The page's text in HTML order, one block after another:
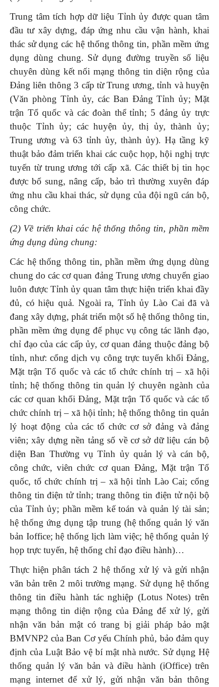
Trung tâm tích hợp dữ liệu Tỉnh ủy được quan tâm
đầu tư xây dựng, đáp ứng nhu cầu vận hành, khai
thác sử dụng các hệ thống thông tin, phần mềm ứng
dụng dùng chung. Sử dụng đường truyền số liệu
chuyên dùng kết nối mạng thông tin diện rộng của
Đảng liên thông 3 cấp từ Trung ương, tỉnh và huyện
(Văn phòng Tỉnh ủy, các Ban Đảng Tỉnh ủy; Mặt
trận Tổ quốc và các đoàn thể tỉnh; 5 đảng ủy trực
thuộc Tỉnh ủy; các huyện ủy, thị ủy, thành ủy;
Trung ương và 63 tỉnh ủy, thành ủy). Hạ tầng kỹ
thuật bảo đảm triển khai các cuộc họp, hội nghị trực
tuyến từ trung ương tới cấp xã. Các thiết bị tin học
được bổ sung, nâng cấp, bảo trì thường xuyên đáp
ứng nhu cầu khai thác, sử dụng của đội ngũ cán bộ,
công chức.
(2) Về triển khai các hệ thống thông tin, phần mềm
ứng dụng dùng chung:
Các hệ thống thông tin, phần mềm ứng dụng dùng
chung do các cơ quan đảng Trung ương chuyển giao
luôn được Tỉnh ủy quan tâm thực hiện triển khai đầy
đủ, có hiệu quả. Ngoài ra, Tỉnh ủy Lào Cai đã và
đang xây dựng, phát triển một số hệ thống thông tin,
phần mềm ứng dụng để phục vụ công tác lãnh đạo,
chỉ đạo của các cấp ủy, cơ quan đảng thuộc đảng bộ
tỉnh, như: cổng dịch vụ công trực tuyến khối Đảng,
Mặt trận Tổ quốc và các tổ chức chính trị – xã hội
tỉnh; hệ thống thông tin quản lý chuyên ngành của
các cơ quan khối Đảng, Mặt trận Tổ quốc và các tổ
chức chính trị – xã hội tỉnh; hệ thống thông tin quản
lý hoạt động của các tổ chức cơ sở đảng và đảng
viên; xây dựng nền tảng số về cơ sở dữ liệu cán bộ
diện Ban Thường vụ Tỉnh ủy quản lý và cán bộ,
công chức, viên chức cơ quan Đảng, Mặt trận Tổ
quốc, tổ chức chính trị – xã hội tỉnh Lào Cai; cổng
thông tin điện tử tỉnh; trang thông tin điện tử nội bộ
của Tỉnh ủy; phần mềm kế toán và quản lý tài sản;
hệ thống ứng dụng tập trung (hệ thống quản lý văn
bản Ioffice; hệ thống lịch làm việc; hệ thống quản lý
họp trực tuyến, hệ thống chỉ đạo điều hành)…
Thực hiện phân tách 2 hệ thống xử lý và gửi nhận
văn bản trên 2 môi trường mạng. Sử dụng hệ thống
thông tin điều hành tác nghiệp (Lotus Notes) trên
mạng thông tin diện rộng của Đảng để xử lý, gửi
nhận văn bản mật có trang bị giải pháp bảo mật
BMVNP2 của Ban Cơ yếu Chính phủ, bảo đảm quy
định của Luật Bảo vệ bí mật nhà nước. Sử dụng Hệ
thống quản lý văn bản và điều hành (iOffice) trên
mạng internet để xử lý, gửi nhận văn bản thông